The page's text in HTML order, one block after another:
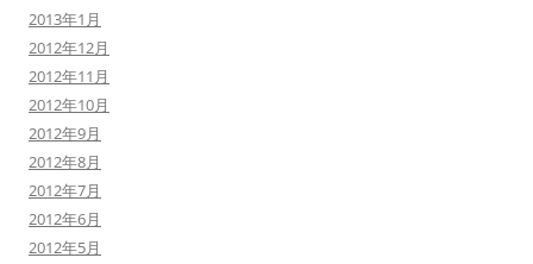
2013年1月
2012年12月
2012年11月
2012年10月
2012年9月
2012年8月
2012年7月
2012年6月
2012年5月